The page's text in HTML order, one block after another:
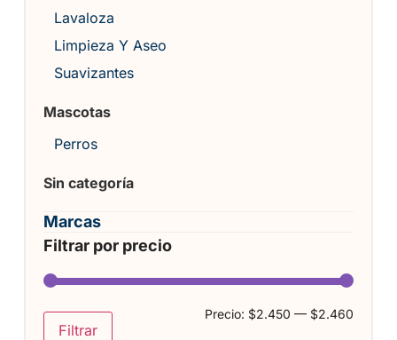
Lavaloza
Limpieza Y Aseo
Suavizantes
Mascotas
Perros
Sin categoría
Marcas
Filtrar por precio
Filtrar
Precio: $2.450 — $2.460